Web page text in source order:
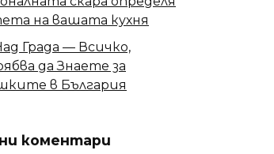
на вашата кухня
Града — Всичко,
да Знаете за
в България
коментари